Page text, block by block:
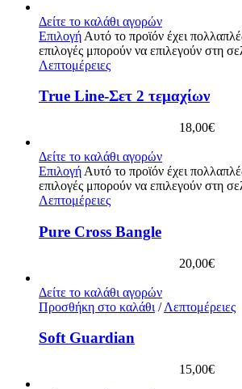
Δείτε το καλάθι αγορών
Επιλογή Αυτό το προϊόν έχει
επιλογές μπορούν να επιλεγούν στη
Λεπτομέρειες
True Line-Σετ 2 τεμαχίων
18,00€
Δείτε το καλάθι αγορών
Επιλογή Αυτό το προϊόν έχει
επιλογές μπορούν να επιλεγούν στη
Λεπτομέρειες
Pure Cross Bangle
20,00€
Δείτε το καλάθι αγορών
Προσθήκη στο καλάθι / Λεπτομέρειες
Soft Guardian
15,00€